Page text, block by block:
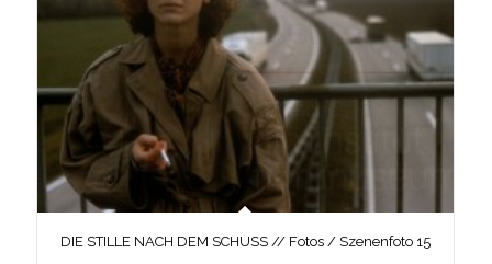
DIE STILLE NACH DEM SCHUSS // Fotos / Szenenfoto 15